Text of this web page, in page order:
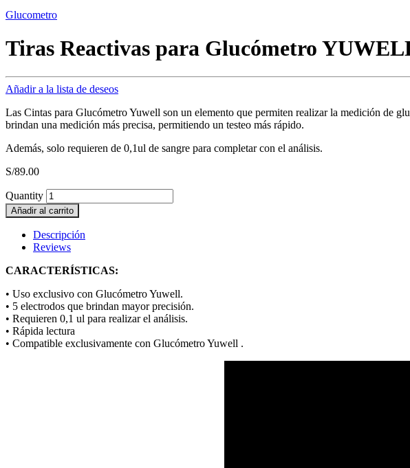
Glucometro
Tiras Reactivas para Glucómetro
Añadir a la lista de deseos
Las Cintas para Glucómetro Yuwell son un elemento que permiten realizar la medición de
brindan una medición más precisa, permitiendo un testeo más rápido.
Además, solo requieren de 0,1ul de sangre para completar con el análisis.
S/89.00
Quantity
Añadir al carrito
Descripción
Reviews
CARACTERÍSTICAS:
• Uso exclusivo con Glucómetro Yuwell.
• 5 electrodos que brindan mayor precisión.
• Requieren 0,1 ul para realizar el análisis.
• Rápida lectura
• Compatible exclusivamente con Glucómetro Yuwell .